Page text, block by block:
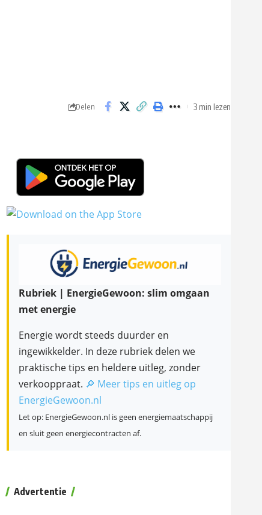
Delen 3 min lezen
Rubriek | EnergieGewoon: slim omgaan
met energie
Energie wordt steeds duurder en
ingewikkelder. In deze rubriek delen we
praktische tips en heldere uitleg, zonder
verkooppraat. 🔎 Meer tips en uitleg op
EnergieGewoon.nl
Let op: EnergieGewoon.nl is geen energiemaatschappij
en sluit geen energiecontracten af.
Advertentie